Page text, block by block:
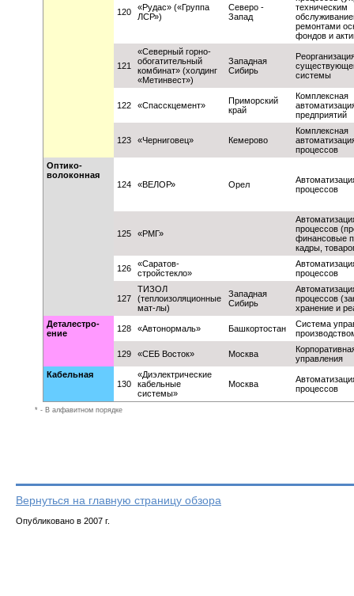
120
«Рудас» («Группа
ЛСР»)
Северо -
Запад
техническим
ремонтами
фондов и
121
«Северный горно-
обогатительный
комбинат» (холдинг
«Метинвест»)
Западная
Сибирь
системы
122 «Спасскцемент»
Приморский
край
Комплексная
предприятий
123 «Черниговец» Кемерово
Комплексная
процессов
Оптико-
волоконная
124
«ВЕЛОР» Орел
процессов
125 «РМГ»
процессов
финансовые
кадры,
126
«Саратов-
стройстекло»
процессов
127
ТИЗОЛ
(теплоизоляционные
мат-лы)
Западная
Сибирь
процессов
хранение и
Деталестро-
ение
128 «Автонормаль» Башкортостан
Система
129 «СЕБ Восток» Москва
управления
Кабельная
130
«Диэлектрические
кабельные
системы»
Москва
процессов
* - В алфавитном порядке
Вернуться на главную страницу обзора
Опубликовано в 2007 г.